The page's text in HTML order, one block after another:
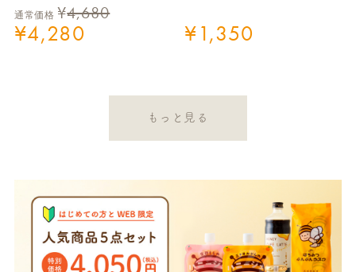
通常価格 ¥4,680
¥4,280 ¥1,350
もっと見る